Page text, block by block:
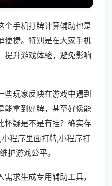
个手机打牌计算辅助也是
便捷。特别是在大家手机
提升游戏体验，避免影响
些玩家反映在游戏中遇到
能拿到好牌，甚至好像能
怀疑是不是有挂？确实存
程序里面打牌,小程序打
护游戏公平。
求生成专用辅助工具，